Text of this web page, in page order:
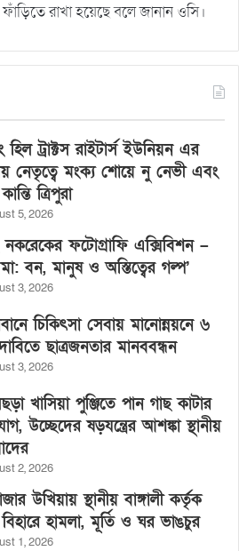
রাখা হয়েছে বলে জানান ওসি।
হিল ট্রাক্টস রাইটার্স ইউনিয়ন এর
নেতৃত্বে মংক্য শোয়ে নু নেভী এবং
ত্রিপুরা
5, 2026
ফটোগ্রাফি এক্সিবিশন –
বন, মানুষ ও অস্তিত্বের গল্প’
3, 2026
চিকিৎসা সেবায় মানোন্নয়নে ৬
ছাত্রজনতার মানববন্ধন
3, 2026
খাসিয়া পুঞ্জিতে পান গাছ কাটার
উচ্ছেদের ষড়যন্ত্রের আশঙ্কা স্থানীয়
2, 2026
উখিয়ায় স্থানীয় বাঙ্গালী কর্তৃক
হামলা, মূর্তি ও ঘর ভাঙচুর
1, 2026